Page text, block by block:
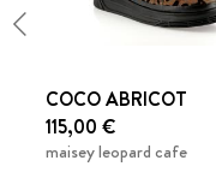
COCO ABRICOT
115,00 €
maisey leopard cafe